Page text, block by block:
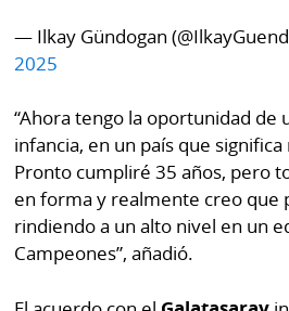
— Ilkay Gündogan
2025
“Ahora tengo la oportunidad de
infancia, en un país que
Pronto cumpliré 35 años, pero
en forma y realmente creo que
rindiendo a un alto nivel en un
Campeones”, añadió.